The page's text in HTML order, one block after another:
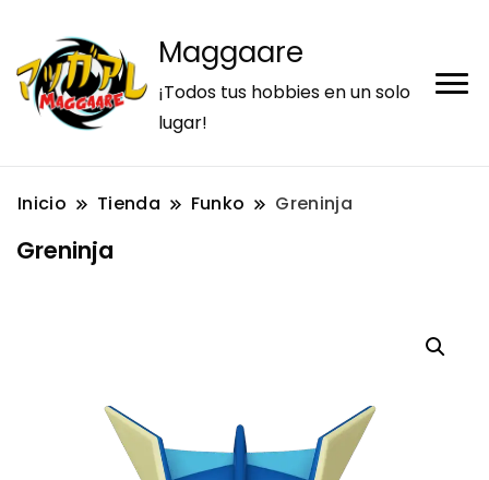
Maggaare
¡Todos tus hobbies en un solo
lugar!
Inicio Tienda Funko Greninja
Greninja